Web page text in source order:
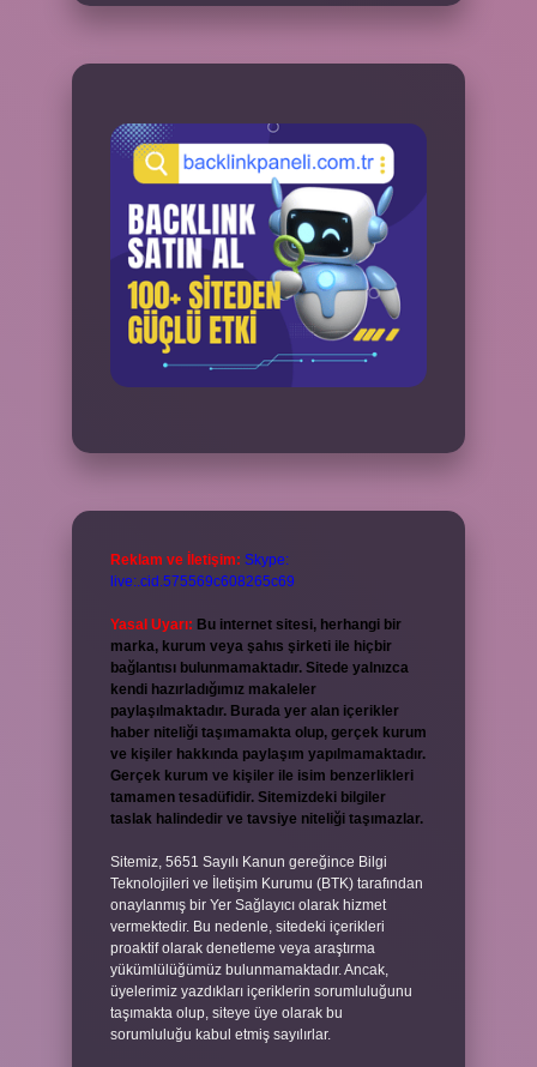
Reklam ve İletişim: Skype:
live:.cid.575569c608265c69
Yasal Uyarı: Bu internet sitesi, herhangi bir
marka, kurum veya şahıs şirketi ile hiçbir
bağlantısı bulunmamaktadır. Sitede yalnızca
kendi hazırladığımız makaleler
paylaşılmaktadır. Burada yer alan içerikler
haber niteliği taşımamakta olup, gerçek kurum
ve kişiler hakkında paylaşım yapılmamaktadır.
Gerçek kurum ve kişiler ile isim benzerlikleri
tamamen tesadüfidir. Sitemizdeki bilgiler
taslak halindedir ve tavsiye niteliği taşımazlar.
Sitemiz, 5651 Sayılı Kanun gereğince Bilgi
Teknolojileri ve İletişim Kurumu (BTK) tarafından
onaylanmış bir Yer Sağlayıcı olarak hizmet
vermektedir. Bu nedenle, sitedeki içerikleri
proaktif olarak denetleme veya araştırma
yükümlülüğümüz bulunmamaktadır. Ancak,
üyelerimiz yazdıkları içeriklerin sorumluluğunu
taşımakta olup, siteye üye olarak bu
sorumluluğu kabul etmiş sayılırlar.